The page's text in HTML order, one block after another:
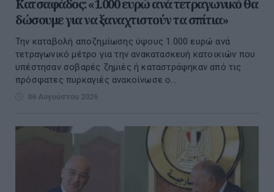
Κατσαφάδος: «1.000 ευρώ ανά τετραγωνικό θα
δώσουμε για να ξαναχτιστούν τα σπίτια»
Την καταβολή αποζημίωσης ύψους 1.000 ευρώ ανά
τετραγωνικό μέτρο για την ανακατασκευή κατοικιών που
υπέστησαν σοβαρές ζημιές ή καταστράφηκαν από τις
πρόσφατες πυρκαγιές ανακοίνωσε ο...
06 Αυγούστου 2026